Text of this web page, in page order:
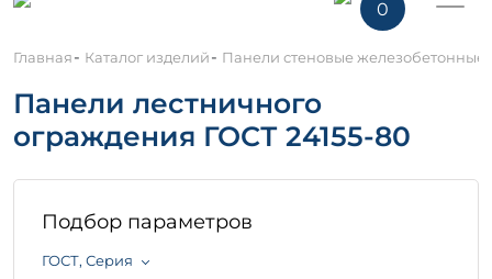
0
Главная- Каталог изделий- Панели стеновые железобетонные
Панели лестничного
ограждения ГОСТ 24155-80
Подбор параметров
ГОСТ, Серия